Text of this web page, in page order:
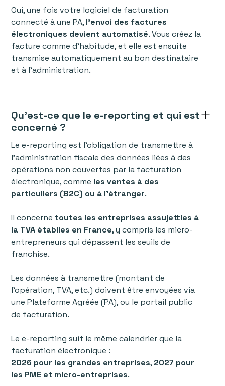
Oui, une fois votre logiciel de facturation
connecté à une PA, l’envoi des factures
électroniques devient automatisé. Vous créez la
facture comme d’habitude, et elle est ensuite
transmise automatiquement au bon destinataire
et à l’administration.
Qu’est-ce que le e-reporting et qui est
concerné ?
Le e-reporting est l’obligation de transmettre à
l’administration fiscale des données liées à des
opérations non couvertes par la facturation
électronique, comme les ventes à des
particuliers (B2C) ou à l’étranger.
Il concerne toutes les entreprises assujetties à
la TVA établies en France, y compris les micro-
entrepreneurs qui dépassent les seuils de
franchise.
Les données à transmettre (montant de
l’opération, TVA, etc.) doivent être envoyées via
une Plateforme Agréée (PA), ou le portail public
de facturation.
Le e-reporting suit le même calendrier que la
facturation électronique :
2026 pour les grandes entreprises, 2027 pour
les PME et micro-entreprises.